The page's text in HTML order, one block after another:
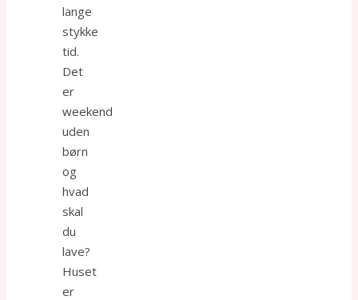
lange
stykke
tid.
Det
er
weekend
uden
børn
og
hvad
skal
du
lave?
Huset
er